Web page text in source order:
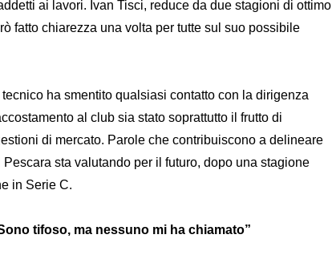
ai lavori. Ivan Tisci, reduce da due stagioni di ottimo
fatto chiarezza una volta per tutte sul suo possibile
ha smentito qualsiasi contatto con la dirigenza
al club sia stato soprattutto il frutto di
di mercato. Parole che contribuiscono a delineare
sta valutando per il futuro, dopo una stagione
in Serie C.
tifoso, ma nessuno mi ha chiamato”